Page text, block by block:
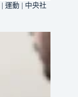
運動 | 中央社